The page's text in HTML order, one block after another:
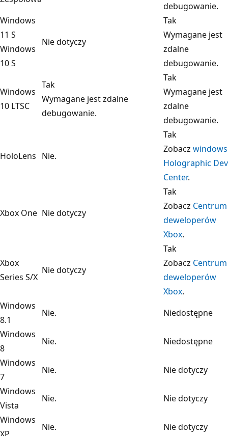
debugowanie.
Windows
11 S
Windows
10 S
Nie dotyczy
Tak
Wymagane jest
zdalne
debugowanie.
Windows
10 LTSC
Tak
Wymagane jest zdalne
debugowanie.
Tak
Wymagane jest
zdalne
debugowanie.
HoloLens Nie.
Tak
Zobacz windows
Holographic Dev
Center.
Xbox One Nie dotyczy
Tak
Zobacz Centrum
deweloperów
Xbox.
Xbox
Series S/X
Nie dotyczy
Tak
Zobacz Centrum
deweloperów
Xbox.
Windows
8.1
Nie.
Niedostępne
Windows
8
Nie.
Niedostępne
Windows
7
Nie.
Nie dotyczy
Windows
Vista
Nie.
Nie dotyczy
Windows
XP
Nie. Nie dotyczy